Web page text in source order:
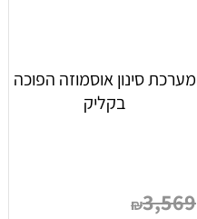
מערכת סינון אוסמוזה הפוכה
בקליק
₪3,569